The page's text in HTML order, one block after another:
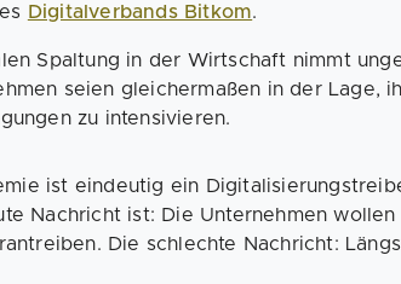
Digitalverbands Bitkom.
Spaltung in der Wirtschaft nimmt
seien gleichermaßen in der Lage,
zu intensivieren.
ist eindeutig ein
Nachricht ist: Die Unternehmen
Die schlechte Nachricht: